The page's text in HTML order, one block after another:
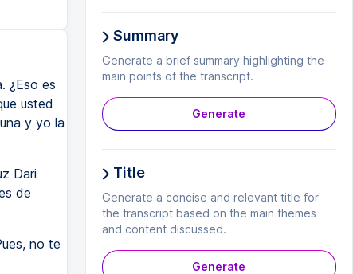
¿Eso es
usted
y yo la
Dari
de
no te
Summary
Generate a brief summary highlighting the
main points of the transcript.
Generate
Title
Generate a concise and relevant title for
the transcript based on the main themes
and content discussed.
Generate